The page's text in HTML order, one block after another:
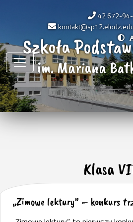
42 672-
Szkoła
im. Mariana
Klasa
„Zimowe lektury” – konkurs